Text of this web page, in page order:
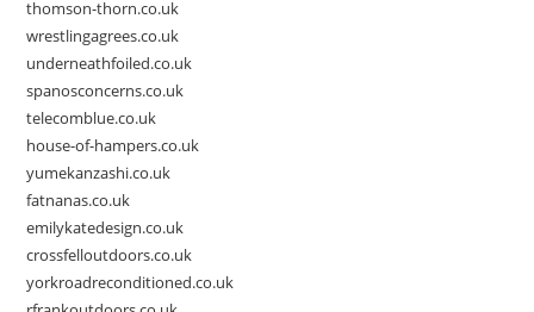
thomson-thorn.co.uk
wrestlingagrees.co.uk
underneathfoiled.co.uk
spanosconcerns.co.uk
telecomblue.co.uk
house-of-hampers.co.uk
yumekanzashi.co.uk
fatnanas.co.uk
emilykatedesign.co.uk
crossfelloutdoors.co.uk
yorkroadreconditioned.co.uk